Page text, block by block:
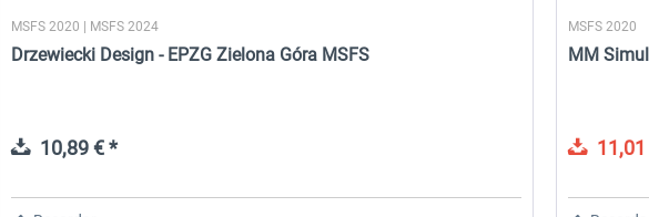
Aerosoft Mega Airport
Brussels
sim-wings Hamburg
MSFS 2020 | MSFS 2024
Drzewiecki Design - EPZG Zielona Góra MSFS
10,89 € *
MSFS 2020
MM